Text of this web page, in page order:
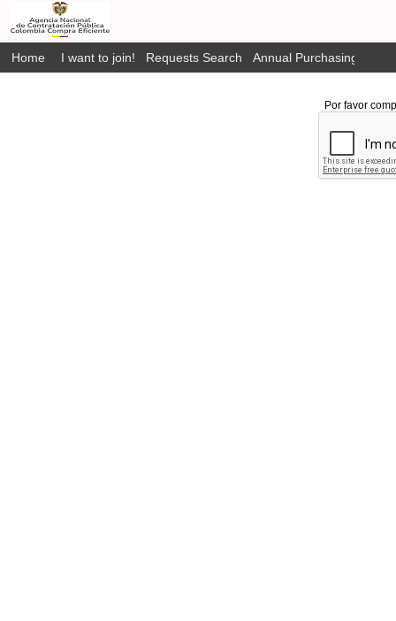
Home I want to join! Requests Search Annual Purchasing Plan
Por favor